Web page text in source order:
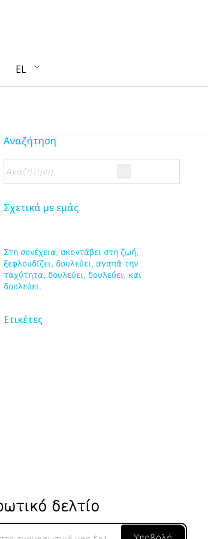
EL
Αναζήτηση
Σχετικά με εμάς
Στη συνέχεια, σκοντάβει στη ζωή,
ξεφλουδίζει, δουλεύει, αγαπά την
ταχύτητα, δουλεύει, δουλεύει, και
δουλεύει.
Ετικέτες
δελτίο